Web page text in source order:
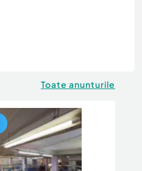
Toate anunturile